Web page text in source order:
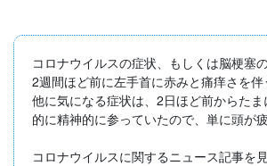
コロナウイルスの症状、もしくは脳梗塞
2週間ほど前に左手首に赤みと痛痒さを
他に気になる症状は、2日ほど前からた
的に精神的に参っていたので、単に頭が
コロナウイルスに関するニュース記事を